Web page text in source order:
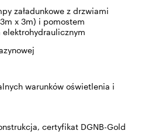
załadunkowe z drzwiami
x 3m) i pomostem
elektrohydraulicznym
warunków oświetlenia i
certyfikat DGNB-Gold